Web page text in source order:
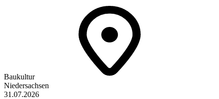
Baukultur
Niedersachsen
31.07.2026